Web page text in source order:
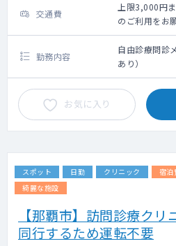
交通費
上限3,000円
のご利用をお
クシー利用要
勤務内容
自由診療問診
あり）
お気に入り
スポット 日勤 クリニック 宿泊
綺麗な施設
【那覇市】訪問診療ク
同行するため運転不要